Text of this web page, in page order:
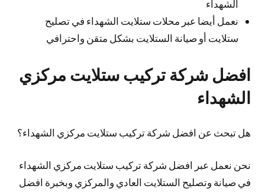
الشهداء
نعمل أيضا عبر محلات ستلايت الشهداء في تصليح
ستلايت أو صيانة الستلايت بشكل متقن واحترافي
افضل شركة تركيب ستلايت مركزي
الشهداء
هل تبحث عن افضل شركة تركيب ستلايت مركزي الشهداء؟
نحن نعمل عبر افضل شركة تركيب ستلايت مركزي الشهداء
في صيانة وتصليح الستلايت العادي والمركزي وبخبرة افضل